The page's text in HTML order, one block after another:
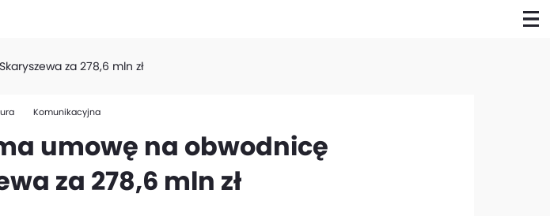
za 278,6 mln zł
Komunikacyjna
umowę na obwodnicę
za 278,6 mln zł